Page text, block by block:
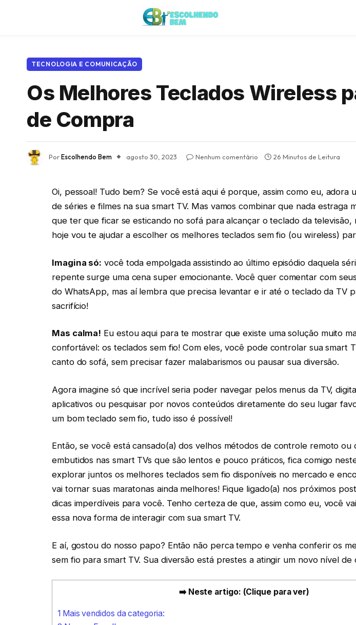
TECNOLOGIA E COMUNICAÇÃO
Os Melhores Teclados Wireless
de Compra
PorEscolhendo Bem agosto 30, 2023 Nenhum comentário 26 Minutos de Leitura
Oi, pessoal! Tudo bem? Se você está aqui é porque, assim como eu, adora
de séries e filmes na sua smart TV. Mas vamos combinar que nada estraga
que ter que ficar se esticando no sofá para alcançar o teclado da televisão,
hoje vou te ajudar a escolher os melhores teclados sem fio (ou wireless)
Imagina só: você toda empolgada assistindo ao último episódio daquela
repente surge uma cena super emocionante. Você quer comentar com
do WhatsApp, mas aí lembra que precisa levantar e ir até o teclado da TV
sacrifício!
Mas calma! Eu estou aqui para te mostrar que existe uma solução muito
confortável: os teclados sem fio! Com eles, você pode controlar sua smart
canto do sofá, sem precisar fazer malabarismos ou pausar sua diversão.
Agora imagine só que incrível seria poder navegar pelos menus da TV,
aplicativos ou pesquisar por novos conteúdos diretamente do seu lugar
um bom teclado sem fio, tudo isso é possível!
Então, se você está cansado(a) dos velhos métodos de controle remoto ou
embutidos nas smart TVs que são lentos e pouco práticos, fica comigo
explorar juntos os melhores teclados sem fio disponíveis no mercado e
vai tornar suas maratonas ainda melhores! Fique ligado(a) nos próximos
dicas imperdíveis para você. Tenho certeza de que, assim como eu, você
essa nova forma de interagir com sua smart TV.
E aí, gostou do nosso papo? Então não perca tempo e venha conferir os
sem fio para smart TV. Sua diversão está prestes a atingir um novo nível de
➡️ Neste artigo: (Clique para ver)
1 Mais vendidos da categoria: